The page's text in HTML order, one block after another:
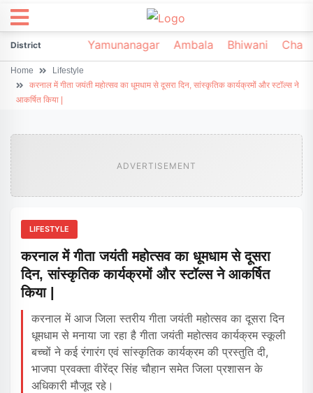
DistrictSonipat Yamunanagar Ambala Bhiwani
Home
Lifestyle
करनाल में गीता जयंती महोत्सव का धूमधाम से दूसरा दिन, सांस्कृतिक कार्यक्रमों और स्टॉल्स ने
आकर्षित किया |
ADVERTISEMENT
LIFESTYLE
करनाल में गीता जयंती महोत्सव का धूमधाम से दूसरा
दिन, सांस्कृतिक कार्यक्रमों और स्टॉल्स ने आकर्षित
किया |
करनाल में आज जिला स्तरीय गीता जयंती महोत्सव का दूसरा दिन
धूमधाम से मनाया जा रहा है गीता जयंती महोत्सव कार्यक्रम स्कूली
बच्चों ने कई रंगारंग एवं सांस्कृतिक कार्यक्रम की प्रस्तुति दी,
भाजपा प्रवक्ता वीरेंद्र सिंह चौहान समेत जिला प्रशासन के
अधिकारी मौजूद रहे।